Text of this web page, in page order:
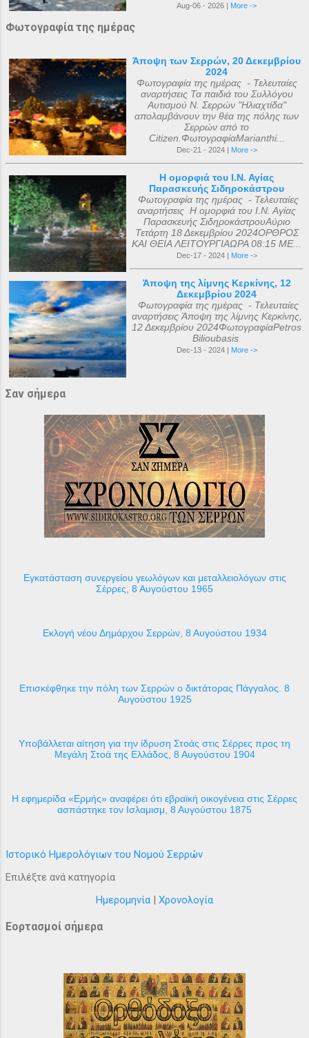
Aug-06 - 2026 | More ->
Φωτογραφία της ημέρας
Άποψη των Σερρών, 20 Δεκεμβρίου
2024
Φωτογραφία της ημέρας - Τελευταίες
αναρτήσεις Τα παιδιά του Συλλόγου
Αυτισμού Ν. Σερρών "Ηλιαχτίδα"
απολαμβάνουν την θέα της πόλης των
Σερρών από το
Citizen.ΦωτογραφίαMarianthi...
Dec-21 - 2024 | More ->
Η ομορφιά του Ι.Ν. Αγίας
Παρασκευής Σιδηροκάστρου
Φωτογραφία της ημέρας - Τελευταίες
αναρτήσεις Η ομορφιά του Ι.Ν. Αγίας
Παρασκευής ΣιδηροκάστρουΑύριο
Τετάρτη 18 Δεκεμβρίου 2024ΟΡΘΡΟΣ
ΚΑΙ ΘΕΙΑ ΛΕΙΤΟΥΡΓΙΑΩΡΑ 08:15 ΜΕ...
Dec-17 - 2024 | More ->
Άποψη της λίμνης Κερκίνης, 12
Δεκεμβρίου 2024
Φωτογραφία της ημέρας - Τελευταίες
αναρτήσεις Άποψη της λίμνης Κερκίνης,
12 Δεκεμβρίου 2024ΦωτογραφίαPetros
Bilioubasis
Dec-13 - 2024 | More ->
Σαν σήμερα
Εγκατάσταση συνεργείου γεωλόγων και μεταλλειολόγων στις
Σέρρες, 8 Αυγούστου 1965
Εκλογή νέου Δημάρχου Σερρών, 8 Αυγούστου 1934
Επισκέφθηκε την πόλη των Σερρών ο δικτάτορας Πάγγαλος. 8
Αυγούστου 1925
Υποβάλλεται αίτηση για την ίδρυση Στοάς στις Σέρρες προς τη
Μεγάλη Στοά της Ελλάδος, 8 Αυγούστου 1904
H εφημερίδα «Ερμής» αναφέρει ότι εβραϊκή οικογένεια στις Σέρρες
ασπάστηκε τον Ισλαμισμ, 8 Αυγούστου 1875
Ιστορικό Ημερολόγιων του Νομού Σερρών
Επιλέξτε ανά κατηγορία
Ημερομηνία | Χρονολογία
Εορτασμοί σήμερα